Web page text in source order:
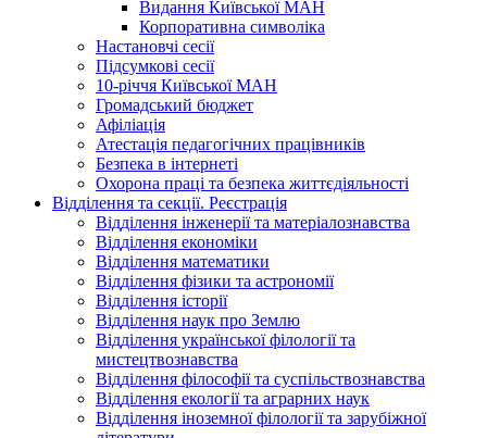
Видання Київської МАН
Корпоративна символіка
Настановчі сесії
Підсумкові сесії
10-річчя Київської МАН
Громадський бюджет
Афіліація
Атестація педагогічних працівників
Безпека в інтернеті
Охорона праці та безпека життєдіяльності
Відділення та секції. Реєстрація
Відділення інженерії та матеріалознавства
Відділення економіки
Відділення математики
Відділення фізики та астрономії
Відділення історії
Відділення наук про Землю
Відділення української філології та
мистецтвознавства
Відділення філософії та суспільствознавства
Відділення екології та аграрних наук
Відділення іноземної філології та зарубіжної